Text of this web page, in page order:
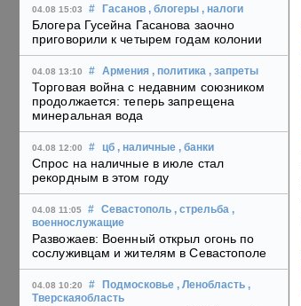
04.08 15:03 # Гасанов , блогеры , налоги
Блогера Гусейна Гасанова заочно
приговорили к четырем годам колонии
04.08 13:10 # Армения , политика , запреты
Торговая война с недавним союзником
продолжается: теперь запрещена
минеральная вода
04.08 12:00 # цб , наличные , банки
Спрос на наличные в июле стал
рекордным в этом году
04.08 11:05 # Севастополь , стрельба ,
военнослужащие
Развожаев: Военный открыл огонь по
сослуживцам и жителям в Севастополе
04.08 10:20 # Подмосковье , Ленобласть ,
Тверскаяобласть